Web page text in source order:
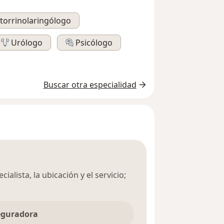
Urólogo
Psicólogo
Buscar otra especialidad
la ubicación y el servicio;